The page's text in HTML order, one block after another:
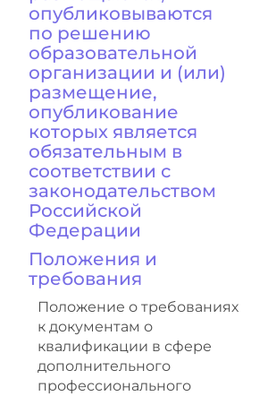
опубликовываются
по решению
образовательной
организации и (или)
размещение,
опубликование
которых является
обязательным в
соответствии с
законодательством
Российской
Федерации
Положения и
требования
Положение о требованиях
к документам о
квалификации в сфере
дополнительного
профессионального